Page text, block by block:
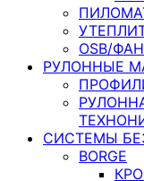
OSB/
РУЛОННЫЕ
СИСТЕМЫ
BORGE